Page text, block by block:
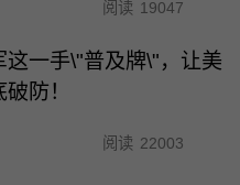
阅读 19047
这一手\"普及牌\"，让美
防！
阅读 22003